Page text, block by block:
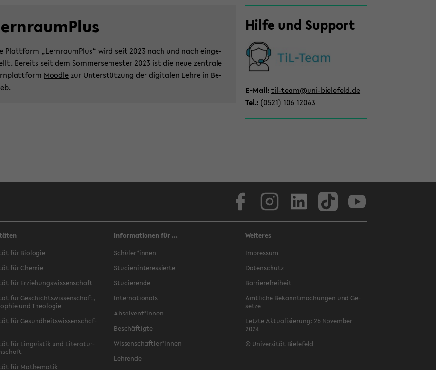
Haupt­
halt
der
Sek­
on
wech­
seln
Hilfe und Sup­port
E-​Mail:til-​team@uni-​bielefeld.de
Tel.: (0521) 106 12063
Platt­form „Lern­raum­Plus“ wird seit 2023 nach und nach ein­ge­
Be­reits seit dem Som­mer­se­mes­ter 2023 ist die neue zen­tra­le
Mood­lezur Un­ter­stüt­zung der di­gi­ta­len Lehre in Be­
Face­book
für Bio­lo­gie
für Che­mie
für Er­zie­hungs­wis­sen­schaft
für Ge­schichts­wis­sen­schaft,
und Theo­lo­gie
für Ge­sund­heits­wis­sen­schaf­
für Lin­gu­is­tik und Li­te­ra­tur­
für Ma­the­ma­tik
Informationen für ...
Schü­ler*innen
Stu­di­en­in­ter­es­sier­te
Stu­die­ren­de
In­ter­na­tio­nals
Ab­sol­vent*innen
Be­schäf­tig­te
Wis­sen­schaft­ler*innen
Leh­ren­de
Weiteres
Im­pres­sum
Da­ten­schutz
Bar­rie­re­frei­heit
Amt­li­che Be­kannt­ma­chun­gen und Ge­
set­ze
Letz­te Ak­tua­li­sie­rung: 26 No­vem­ber
2024
© Uni­ver­si­tät Bie­le­feld